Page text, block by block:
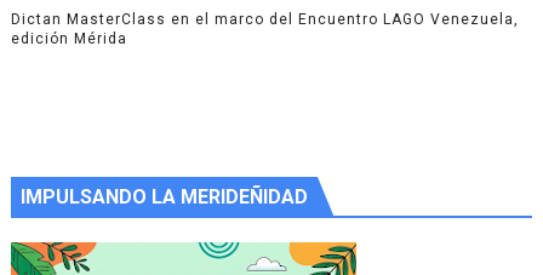
Dictan MasterClass en el marco del Encuentro LAGO Venezuela,
edición Mérida
IMPULSANDO LA MERIDEÑIDAD